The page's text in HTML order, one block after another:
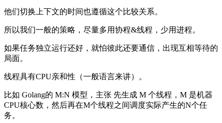
他们切换上下文的时间也遵循这个比较关系。
所以我们一般的策略，尽量多用协程&线程，少用进程。
如果任务独立运行还好，就怕彼此还要通信，出现互相等待的
局面。
线程具有CPU亲和性（一般语言来讲）。
比如 Golang的 M:N 模型，主张 先生成 M 个线程，M 是机器
CPU核心数，然后再在M个线程之间调度实际产生的N个任
务。